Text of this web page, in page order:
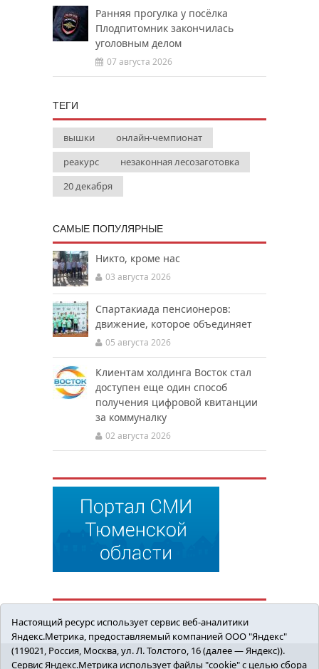
Ранняя прогулка у посёлка
Плодпитомник закончилась
уголовным делом
07 августа 2026
ТЕГИ
вышки
онлайн-чемпионат
реакурс
незаконная лесозаготовка
20 декабря
САМЫЕ ПОПУЛЯРНЫЕ
Никто, кроме нас
03 августа 2026
Спартакиада пенсионеров:
движение, которое объединяет
05 августа 2026
Клиентам холдинга Восток стал
доступен еще один способ
получения цифровой квитанции
за коммуналку
02 августа 2026
Настоящий ресурс использует сервис веб-аналитики
Яндекс.Метрика, предоставляемый компанией ООО "Яндекс"
(119021, Россия, Москва, ул. Л. Толстого, 16 (далее — Яндекс)).
Сервис Яндекс.Метрика использует файлы "cookie" с целью сбора